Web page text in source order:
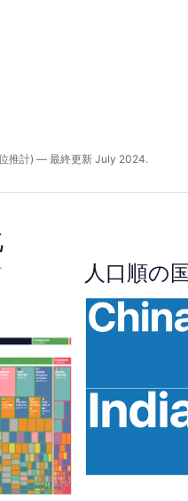
推計) — 最終更新 July 2024.
人口順の